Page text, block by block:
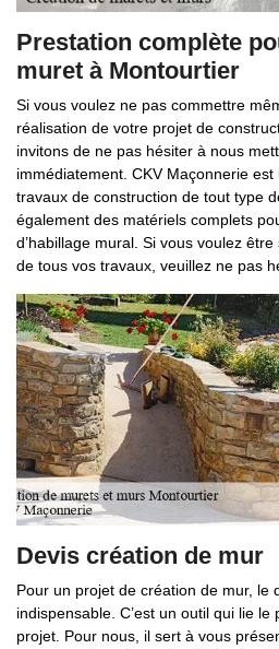
Prestation complète
muret à Montourtier
Si vous voulez ne pas commettre
réalisation de votre projet de
invitons de ne pas hésiter à nous
immédiatement. CKV Maçonnerie
travaux de construction de tout type
également des matériels complets
d’habillage mural. Si vous voulez
de tous vos travaux, veuillez ne pas
Devis création de mur
Pour un projet de création de mur, le
indispensable. C’est un outil qui lie
projet. Pour nous, il sert à vous